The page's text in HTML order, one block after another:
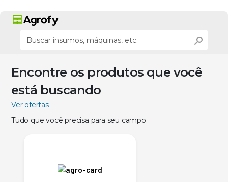
Encontre os produtos que você
está buscando
Ver ofertas
Tudo que você precisa para seu campo